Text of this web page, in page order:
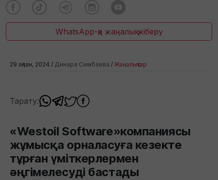
WhatsApp-қа жаңалық жіберу
29 ақпан, 2024 / Динара Сембаева / Жаңалықтар
Тарату:
«Westoil Software»компаниясы
жұмысқа орналасуға кезекте
тұрған үміткерлермен
әңгімелесуді бастады